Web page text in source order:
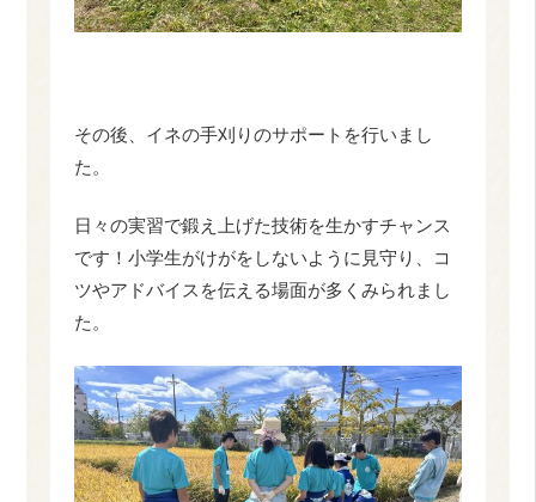
その後、イネの手刈りのサポートを行いまし
た。
日々の実習で鍛え上げた技術を生かすチャンス
です！小学生がけがをしないように見守り、コ
ツやアドバイスを伝える場面が多くみられまし
た。